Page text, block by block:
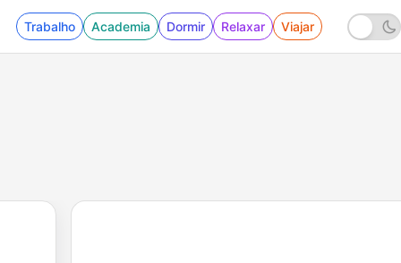
Trabalho Academia Dormir Relaxar Viajar